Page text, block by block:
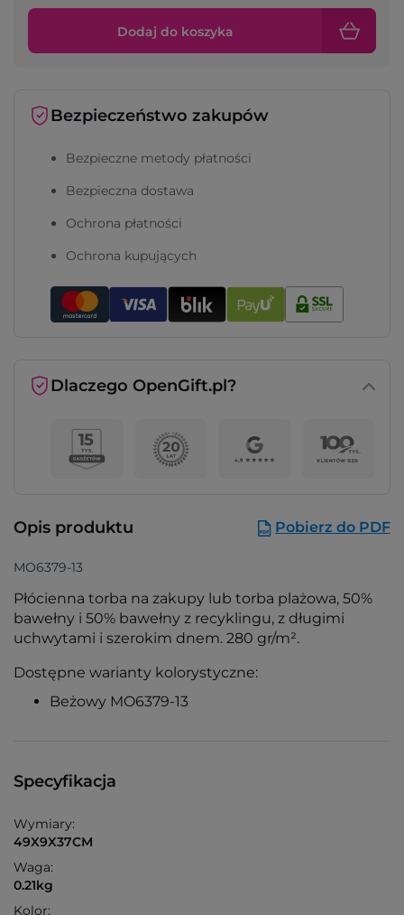
Dodaj do koszyka
Bezpieczeństwo zakupów
Bezpieczne metody płatności
Bezpieczna dostawa
Ochrona płatności
Ochrona kupujących
Dlaczego OpenGift.pl?
Opis produktu Pobierz do PDF
MO6379-13
Płócienna torba na zakupy lub torba plażowa, 50%
bawełny i 50% bawełny z recyklingu, z długimi
uchwytami i szerokim dnem. 280 gr/m².
Dostępne warianty kolorystyczne:
Beżowy MO6379-13
Specyfikacja
Wymiary:
49X9X37CM
Waga:
0.21kg
Kolor: